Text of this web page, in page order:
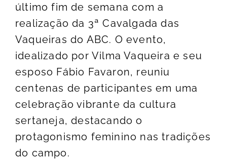
último fim de semana com a
realização da 3ª Cavalgada das
Vaqueiras do ABC. O evento,
idealizado por Vilma Vaqueira e seu
esposo Fábio Favaron, reuniu
centenas de participantes em uma
celebração vibrante da cultura
sertaneja, destacando o
protagonismo feminino nas tradições
do campo.